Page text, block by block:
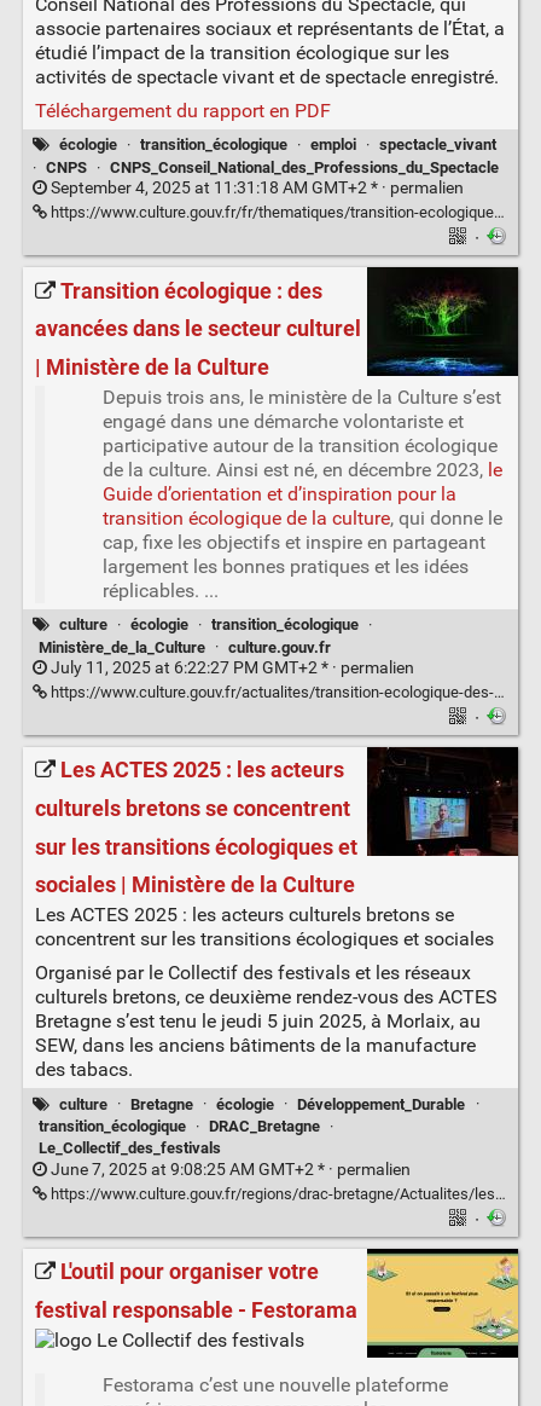
associe partenaires sociaux et représentants de l’État, a
étudié l’impact de la transition écologique sur les
activités de spectacle vivant et de spectacle enregistré.
Téléchargement du rapport en PDF
écologie · transition_écologique · emploi · spectacle_vivant
· CNPS · CNPS_Conseil_National_des_Professions_du_Spectacle
September 4, 2025 at 11:31:18 AM GMT+2 * · permalien
https://www.culture.gouv.fr/fr/thematiques/transition-ecologique/l-impact-de-la-transition-ecologique-sur-les-activites-de-spectacle-vivant-et-de-spectacle-enregistre
·
Transition écologique : des
avancées dans le secteur culturel
| Ministère de la Culture
Depuis trois ans, le ministère de la Culture s’est
engagé dans une démarche volontariste et
participative autour de la transition écologique
de la culture. Ainsi est né, en décembre 2023, le
Guide d’orientation et d’inspiration pour la
transition écologique de la culture, qui donne le
cap, fixe les objectifs et inspire en partageant
largement les bonnes pratiques et les idées
réplicables. ...
culture · écologie · transition_écologique ·
Ministère_de_la_Culture
· culture.gouv.fr
July 11, 2025 at 6:22:27 PM GMT+2 * · permalien
https://www.culture.gouv.fr/actualites/transition-ecologique-des-avancees-dans-le-secteur-culturel
·
Les ACTES 2025 : les acteurs
culturels bretons se concentrent
sur les transitions écologiques et
sociales | Ministère de la Culture
Les ACTES 2025 : les acteurs culturels bretons se
concentrent sur les transitions écologiques et sociales
Organisé par le Collectif des festivals et les réseaux
culturels bretons, ce deuxième rendez-vous des ACTES
Bretagne s’est tenu le jeudi 5 juin 2025, à Morlaix, au
SEW, dans les anciens bâtiments de la manufacture
des tabacs.
culture · Bretagne · écologie · Développement_Durable
·
transition_écologique
· DRAC_Bretagne
·
Le_Collectif_des_festivals
June 7, 2025 at 9:08:25 AM GMT+2 * · permalien
https://www.culture.gouv.fr/regions/drac-bretagne/Actualites/les-actes-2025-les-acteurs-culturels-bretons-se-concentrent-sur-les-transitions-ecologiques-et-sociales
·
L'outil pour organiser votre
festival responsable - Festorama
Festorama c’est une nouvelle plateforme